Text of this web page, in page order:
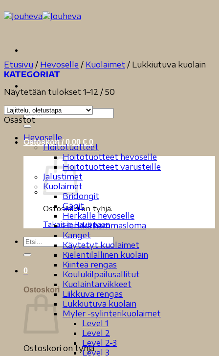
to
Etsi:
Ostoskori / 0,00 € 0
Ostoskori on tyhjä.
Takaisin kauppaan
Etsi:
0
Ostoskori
Ostoskori on tyhjä.
Etusivu / Hevoselle / Kuolaimet / Lukkiutuva kuolain
KATEGORIAT
Näytetään tulokset 1–12 / 50
Osastot
Hevoselle
Hoitotuotteet
Hoitotuotteet hevoselle
Hoitotuotteet varusteille
Jalustimet
Kuolaimet
Bridongit
Gägit
Herkälle hevoselle
Herkkä hammasloma
Kanget
Käytetyt kuolaimet
Kielentilallinen kuolain
Kiinteä rengas
Koulukilpailusallitut
Kuolaintarvikkeet
Liikkuva rengas
Lukkiutuva kuolain
Myler -sylinterikuolaimet
Level 1
Level 2
Level 2-3
Level 3